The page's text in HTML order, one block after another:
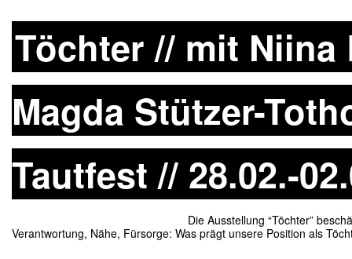
Töchter // mit
Magda Stützer-
Tautfest // 28.02.-
Die Ausstellung “Töchter” beschäftigt sich mit
Verantwortung, Nähe, Fürsorge: Was prägt unsere Position als